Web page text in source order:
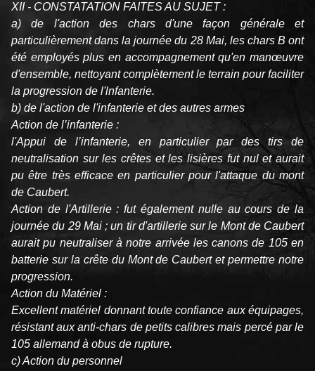
XII - CONSTATATION FAITES AU SUJET :
a) de l'action des chars d'une façon générale et
particulièrement dans la journée du 28 Mai, les chars B ont
été employés plus en accompagnement qu'en manœuvre
d'ensemble, nettoyant complètement le terrain pour faciliter
la progression de l'lnfanterie.
b) de l'action de l'infanterie et des autres armes
Action de l’infanterie :
l'Appui de l’infanterie, en particulier par des tirs de
neutralisation sur les crêtes et les lisières fut nul et aurait
pu être très efficace en particulier pour l'attaque du mont
de Caubert.
Action de l'Artillerie : fut également nulle au cours de la
journée du 29 Mai ; un tir d'artillerie sur le Mont de Caubert
aurait pu neutraliser à notre arrivée les canons de 105 en
batterie sur la crête du Mont de Caubert et permettre notre
progression.
Action du Matériel :
Excellent matériel donnant toute confiance aux équipages,
résistant aux anti-chars de petits calibres mais percé par le
105 allemand à obus de rupture.
c) Action du personnel